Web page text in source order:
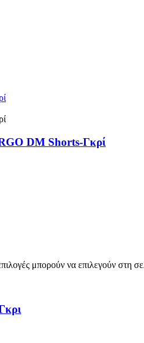
DM Shorts-Γκρί
μπορούν να επιλεγούν στη